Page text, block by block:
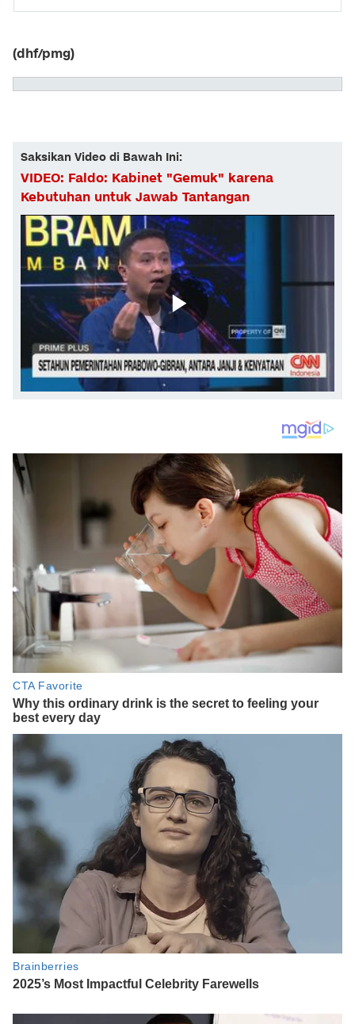
(dhf/pmg)
Saksikan Video di Bawah Ini:
VIDEO: Faldo: Kabinet "Gemuk" karena
Kebutuhan untuk Jawab Tantangan